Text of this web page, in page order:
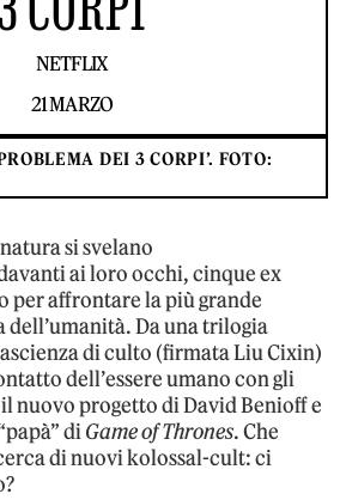
NETFLIX
21 MARZO
DEI 3 CORPI’. FOTO:
si svelano
ai loro occhi, cinque ex
per affrontare la più grande
Da una trilogia
di culto (firmata Liu Cixin)
dell’essere umano con gli
nuovo progetto di David Benioff e
diGame of Thrones. Che
di nuovi kolossal-cult: ci